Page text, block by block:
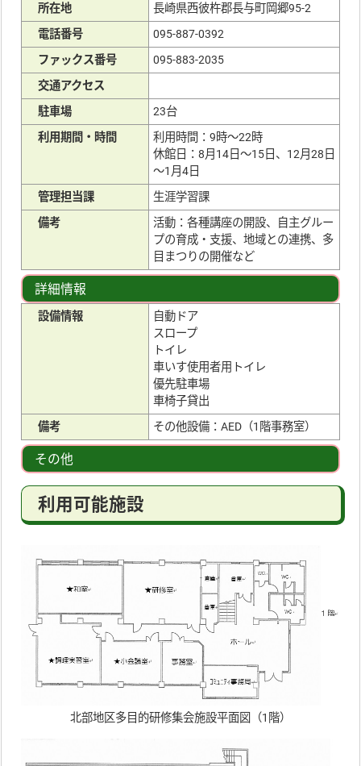
所在地
長崎県西彼杵郡長与町岡郷95-2
電話番号
095-887-0392
ファックス番号
095-883-2035
交通アクセス
駐車場
23台
利用期間・時間
利用時間：9時～22時
休館日：8月14日～15日、12月28日
～1月4日
管理担当課
生涯学習課
備考
活動：各種講座の開設、自主グルー
プの育成・支援、地域との連携、多
目まつりの開催など
詳細情報
設備情報
自動ドア
スロープ
トイレ
車いす使用者用トイレ
優先駐車場
車椅子貸出
備考
その他設備：AED（1階事務室）
その他
利用可能施設
北部地区多目的研修集会施設平面図（1階）